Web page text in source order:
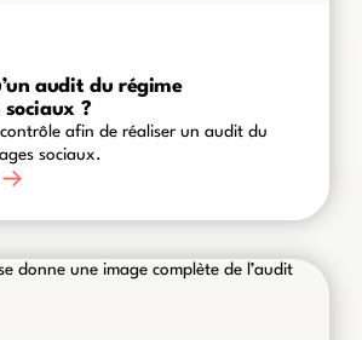
audit du régime
sociaux ?
afin de réaliser un audit du
sociaux.